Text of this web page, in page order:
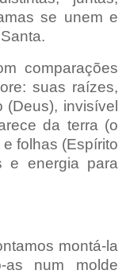
se unem e
comparações
suas raízes,
invisível
da terra (o
folhas (Espírito
e energia para
montá-la
as num molde